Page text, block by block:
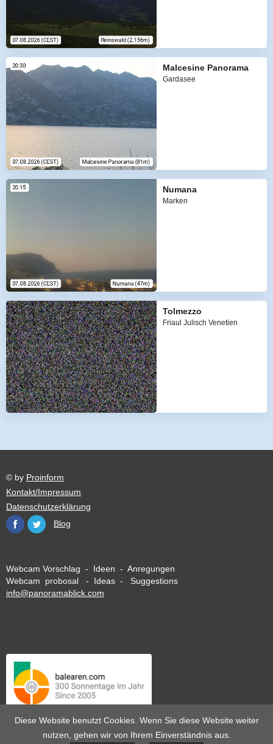
Malcesine Panorama
Gardasee
Numana
Marken
Tolmezzo
Friaul Julisch Venetien
© by Proinform
Kontakt/Impressum
Datenschutzerklärung
Blog
Webcam Vorschlag - Ideen - Anregungen
Webcam probosal - Ideas - Suggestions
info@panoramablick.com
Diese Website benutzt Cookies. Wenn Sie diese Website weiter
nutzen, gehen wir von Ihrem Einverständnis aus.